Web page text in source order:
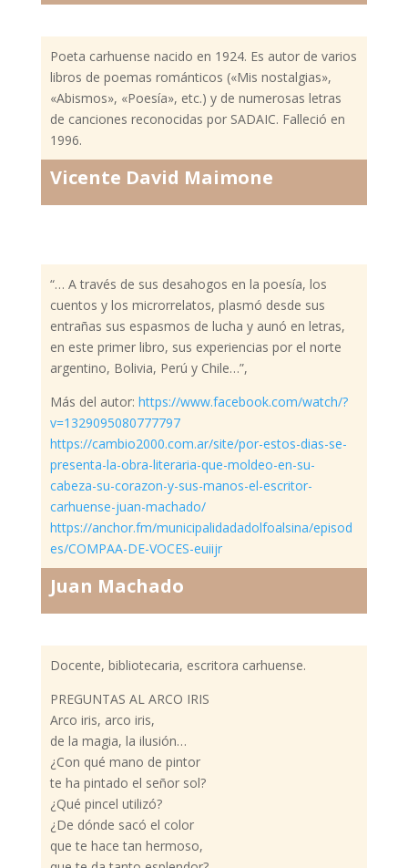
Poeta carhuense nacido en 1924. Es autor de varios
libros de poemas románticos («Mis nostalgias»,
«Abismos», «Poesía», etc.) y de numerosas letras
de canciones reconocidas por SADAIC. Falleció en
1996.
Vicente David Maimone
“… A través de sus desahogos en la poesía, los
cuentos y los microrrelatos, plasmó desde sus
entrañas sus espasmos de lucha y aunó en letras,
en este primer libro, sus experiencias por el norte
argentino, Bolivia, Perú y Chile…”,
Más del autor: https://www.facebook.com/watch/?
v=1329095080777797
https://cambio2000.com.ar/site/por-estos-dias-se-
presenta-la-obra-literaria-que-moldeo-en-su-
cabeza-su-corazon-y-sus-manos-el-escritor-
carhuense-juan-machado/
https://anchor.fm/municipalidadadolfoalsina/episod
es/COMPAA-DE-VOCES-euiijr
Juan Machado
Docente, bibliotecaria, escritora carhuense.
PREGUNTAS AL ARCO IRIS
Arco iris, arco iris,
de la magia, la ilusión…
¿Con qué mano de pintor
te ha pintado el señor sol?
¿Qué pincel utilizó?
¿De dónde sacó el color
que te hace tan hermoso,